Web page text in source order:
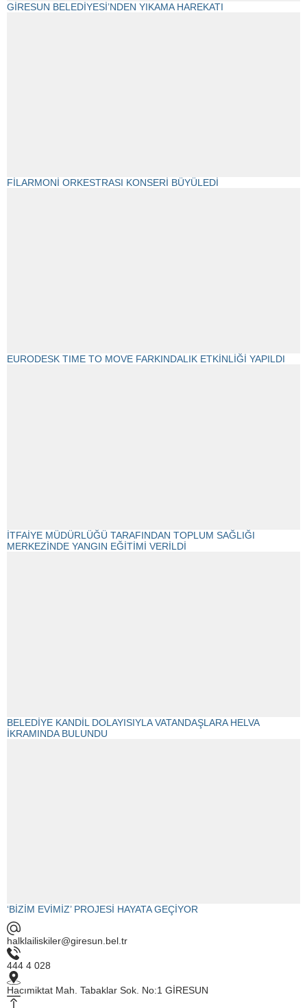
GİRESUN BELEDİYESİ’NDEN YIKAMA HAREKATI
FİLARMONİ ORKESTRASI KONSERİ BÜYÜLEDİ
EURODESK TIME TO MOVE FARKINDALIK ETKİNLİĞİ YAPILDI
İTFAİYE MÜDÜRLÜĞÜ TARAFINDAN TOPLUM SAĞLIĞI
MERKEZİNDE YANGIN EĞİTİMİ VERİLDİ
BELEDİYE KANDİL DOLAYISIYLA VATANDAŞLARA HELVA
İKRAMINDA BULUNDU
‘BİZİM EVİMİZ’ PROJESİ HAYATA GEÇİYOR
halklailiskiler@giresun.bel.tr
444 4 028
Hacımiktat Mah. Tabaklar Sok. No:1 GİRESUN